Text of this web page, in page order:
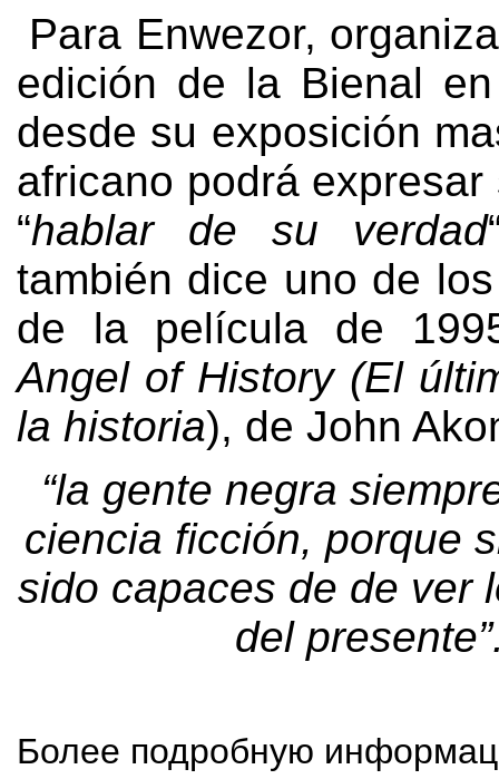
Para Enwezor,
edición de la Bienal en
desde su exposición
africano podrá
“hablar de su verdad
también dice uno de
de la película de
Angel of History(El
la historia), de John
“la gente negra
ciencia ficción, porque
sido capaces de de ver
del presente
Более подробную